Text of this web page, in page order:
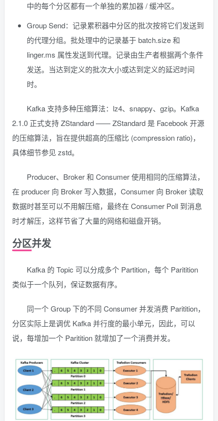
中的每个分区都有一个单独的累加器 / 缓冲区。
Group Send：记录累积器中分区的批次按将它们发送到
的代理分组。批处理中的记录基于 batch.size 和
linger.ms 属性发送到代理。记录由生产者根据两个条件
发送。当达到定义的批次大小或达到定义的延迟时间
时。
Kafka 支持多种压缩算法：lz4、snappy、gzip。Kafka
2.1.0 正式支持 ZStandard —— ZStandard 是 Facebook 开源
的压缩算法，旨在提供超高的压缩比 (compression ratio)，
具体细节参见 zstd。
Producer、Broker 和 Consumer 使用相同的压缩算法，
在 producer 向 Broker 写入数据，Consumer 向 Broker 读取
数据时甚至可以不用解压缩，最终在 Consumer Poll 到消息
时才解压，这样节省了大量的网络和磁盘开销。
分区并发
Kafka 的 Topic 可以分成多个 Partition，每个 Paritition
类似于一个队列，保证数据有序。
同一个 Group 下的不同 Consumer 并发消费 Paritition，
分区实际上是调优 Kafka 并行度的最小单元，因此，可以
说，每增加一个 Paritition 就增加了一个消费并发。